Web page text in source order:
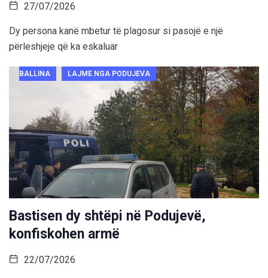
27/07/2026
Dy persona kanë mbetur të plagosur si pasojë e një
përleshjeje që ka eskaluar
BALLINA LAJME NGA PODUJEVA
Bastisen dy shtëpi në Podujevë,
konfiskohen armë
22/07/2026